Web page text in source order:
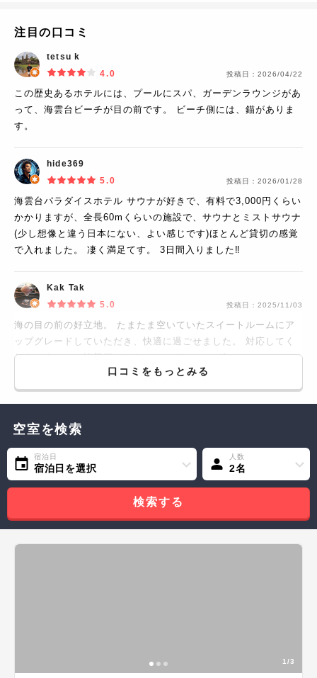
注目の口コミ
tetsu k
4.0
投稿日： 2026/04/22
この歴史あるホテルには、プールにスパ、ガーデンラウンジがあ
って、海雲台ビーチが目の前です。 ビーチ側には、錨がありま
す。
hide369
5.0
投稿日： 2026/01/28
海雲台パラダイスホテル サウナが好きで、有料で3,000円くらい
かかりますが、全長60mくらいの施設で、サウナとミストサウナ
(少し想像と違う日本にない、よい感じです)ほとんど貸切の感覚
で入れました。 凄く満足てす。 3日間入りました‼️
Kak Tak
5.0
投稿日： 2025/11/03
海の目の前の好立地。 たまたま空いていたスイートルームにア
ップグレードしていただき、快適に過ごせました。 対応してく
れたスタッフは皆親切でした。 カムサハムニダー！！
口コミをもっとみる
空室を検索
宿泊日
宿泊日を選択
人数
2名
検索する
1/3